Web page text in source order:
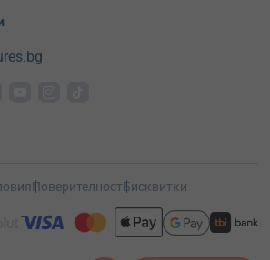
ПоверителностБисквитки